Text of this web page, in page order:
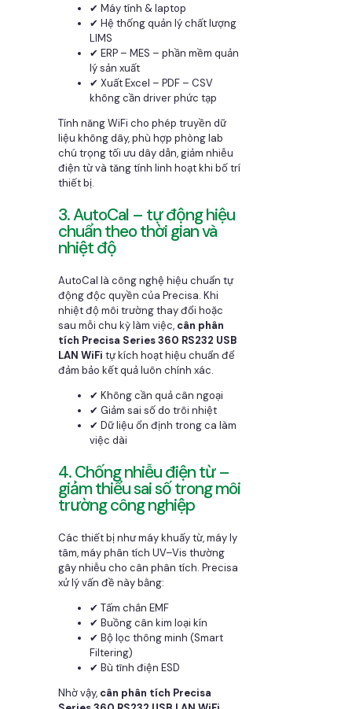
✔ Máy tính & laptop
✔ Hệ thống quản lý chất lượng
LIMS
✔ ERP – MES – phần mềm quản
lý sản xuất
✔ Xuất Excel – PDF – CSV
không cần driver phức tạp
Tính năng WiFi cho phép truyền dữ
liệu không dây, phù hợp phòng lab
chú trọng tối ưu dây dẫn, giảm nhiễu
điện từ và tăng tính linh hoạt khi bố trí
thiết bị.
3. AutoCal – tự động hiệu
chuẩn theo thời gian và
nhiệt độ
AutoCal là công nghệ hiệu chuẩn tự
động độc quyền của Precisa. Khi
nhiệt độ môi trường thay đổi hoặc
sau mỗi chu kỳ làm việc, cân phân
tích Precisa Series 360 RS232 USB
LAN WiFi tự kích hoạt hiệu chuẩn để
đảm bảo kết quả luôn chính xác.
✔ Không cần quả cân ngoại
✔ Giảm sai số do trôi nhiệt
✔ Dữ liệu ổn định trong ca làm
việc dài
4. Chống nhiễu điện từ –
giảm thiểu sai số trong môi
trường công nghiệp
Các thiết bị như máy khuấy từ, máy ly
tâm, máy phân tích UV–Vis thường
gây nhiễu cho cân phân tích. Precisa
xử lý vấn đề này bằng:
✔ Tấm chắn EMF
✔ Buồng cân kim loại kín
✔ Bộ lọc thông minh (Smart
Filtering)
✔ Bù tĩnh điện ESD
Nhờ vậy, cân phân tích Precisa